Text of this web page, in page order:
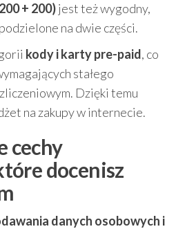
+ 200)jest też wygodny,
na dwie części.
kody i karty pre-paid, co
stałego
Dzięki temu
na zakupy w internecie.
cechy
docenisz
danych osobowych i